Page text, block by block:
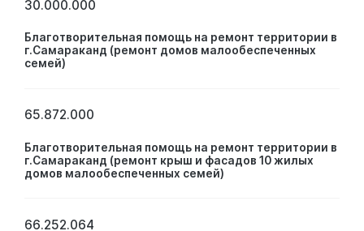
30.000.000
Благотворительная помощь на ремонт территории в
г.Самараканд (ремонт домов малообеспеченных
семей)
65.872.000
Благотворительная помощь на ремонт территории в
г.Самараканд (ремонт крыш и фасадов 10 жилых
домов малообеспеченных семей)
66.252.064